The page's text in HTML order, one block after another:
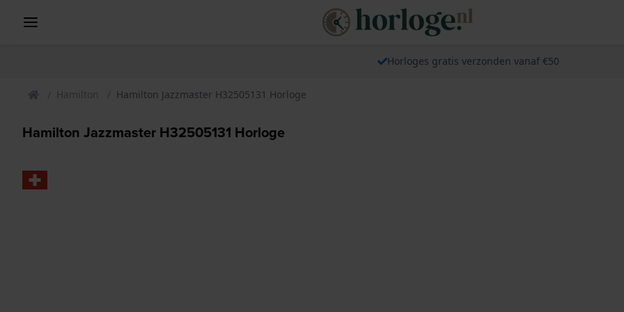
Horloges gratis verzonden vanaf €50
Hamilton Hamilton Jazzmaster H32505131 Horloge
Hamilton Jazzmaster H32505131 Horloge